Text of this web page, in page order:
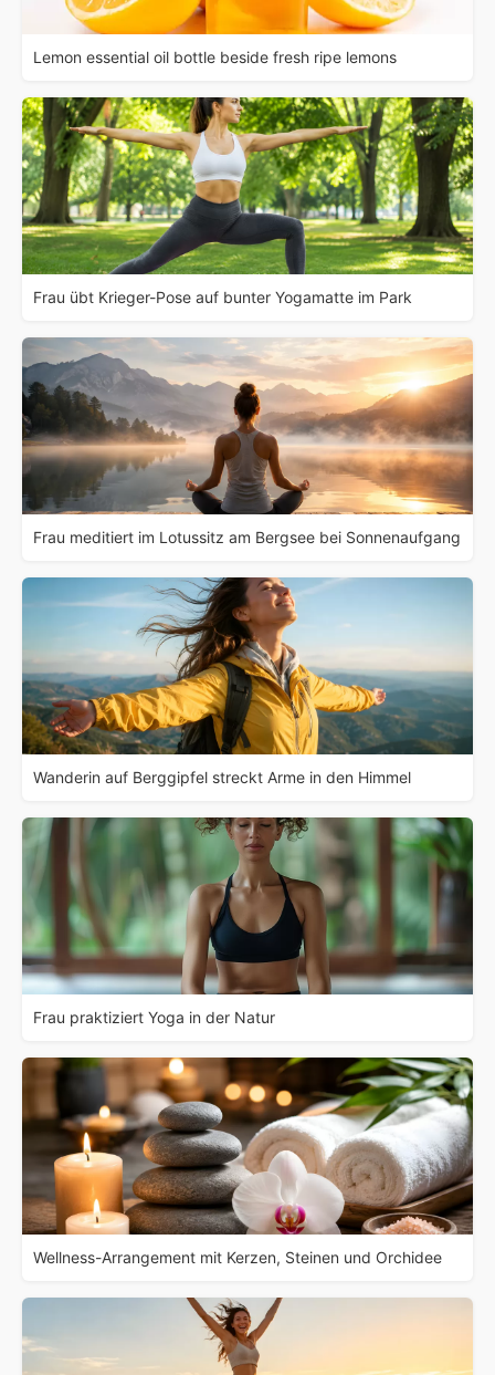
Lemon essential oil bottle beside fresh ripe lemons
Frau übt Krieger-Pose auf bunter Yogamatte im Park
Frau meditiert im Lotussitz am Bergsee bei Sonnenaufgang
Wanderin auf Berggipfel streckt Arme in den Himmel
Frau praktiziert Yoga in der Natur
Wellness-Arrangement mit Kerzen, Steinen und Orchidee